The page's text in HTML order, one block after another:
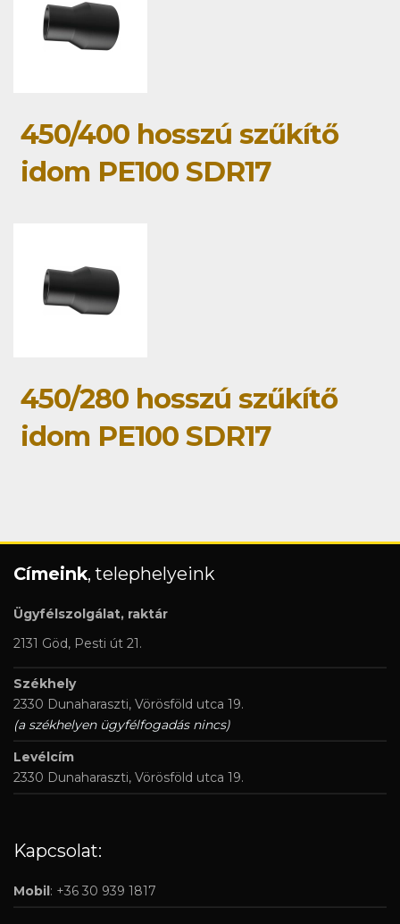
450/400 hosszú szűkítő
idom PE100 SDR17
450/280 hosszú szűkítő
idom PE100 SDR17
Címeink, telephelyeink
Ügyfélszolgálat, raktár
2131 Göd, Pesti út 21.
Székhely
2330 Dunaharaszti, Vörösföld utca 19.
(a székhelyen ügyfélfogadás nincs)
Levélcím
2330 Dunaharaszti, Vörösföld utca 19.
Kapcsolat:
Mobil: +36 30 939 1817